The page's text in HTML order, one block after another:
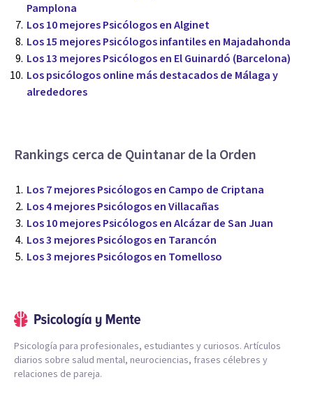
Pamplona
Los 10 mejores Psicólogos en Alginet
Los 15 mejores Psicólogos infantiles en Majadahonda
Los 13 mejores Psicólogos en El Guinardó (Barcelona)
Los psicólogos online más destacados de Málaga y
alrededores
Rankings cerca de Quintanar de la Orden
Los 7 mejores Psicólogos en Campo de Criptana
Los 4 mejores Psicólogos en Villacañas
Los 10 mejores Psicólogos en Alcázar de San Juan
Los 3 mejores Psicólogos en Tarancón
Los 3 mejores Psicólogos en Tomelloso
Psicología para profesionales, estudiantes y curiosos. Artículos
diarios sobre salud mental, neurociencias, frases célebres y
relaciones de pareja.